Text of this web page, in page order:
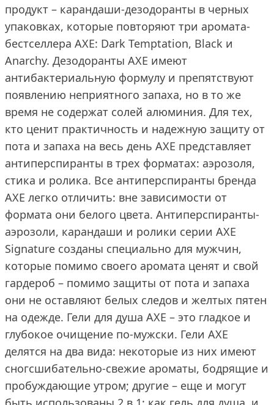
продукт – карандаши-дезодоранты в черных
упаковках, которые повторяют три аромата-
бестселлера AXE: Dark Temptation, Black и
Anarchy. Дезодоранты AXE имеют
антибактериальную формулу и препятствуют
появлению неприятного запаха, но в то же
время не содержат солей алюминия. Для тех,
кто ценит практичность и надежную защиту от
пота и запаха на весь день AXE представляет
антиперспиранты в трех форматах: аэрозоля,
стика и ролика. Все антиперспиранты бренда
AXE легко отличить: вне зависимости от
формата они белого цвета. Антиперспиранты-
аэрозоли, карандаши и ролики серии AXE
Signature созданы специально для мужчин,
которые помимо своего аромата ценят и свой
гардероб – помимо защиты от пота и запаха
они не оставляют белых следов и желтых пятен
на одежде. Гели для душа AXE – это гладкое и
глубокое очищение по-мужски. Гели AXE
делятся на два вида: некоторые из них имеют
сногсшибательно-свежие ароматы, бодрящие и
пробуждающие утром; другие – еще и могут